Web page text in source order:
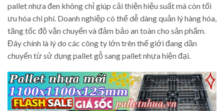
pallet nhựa đen không chỉ giúp cải thiện hiệu suất mà còn tối
ưu hóa chi phí. Doanh nghiệp có thể dễ dàng quản lý hàng hóa,
tăng tốc độ vận chuyển và đảm bảo an toàn cho sản phẩm.
Đây chính là lý do các công ty lớn trên thế giới đang dần
chuyển từ sử dụng pallet gỗ sang pallet nhựa hiện đại.